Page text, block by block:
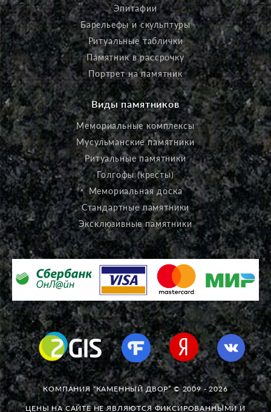
Эпитафии
Барельефы и скульптуры
Ритуальные таблички
Памятник в рассрочку
Портрет на памятник
Виды памятников
Мемориальные комплексы
Мусульманские памятники
Ритуальные памятники
Голгофы (кресты)
Мемориальная доска
Стандартные памятники
Эксклюзивные памятники
КОМПАНИЯ “КАМЕННЫЙ ДВОР” © 2009 - 2026
ЦЕНЫ НА САЙТЕ НЕ ЯВЛЯЮТСЯ ФИКСИРОВАННЫМИ И